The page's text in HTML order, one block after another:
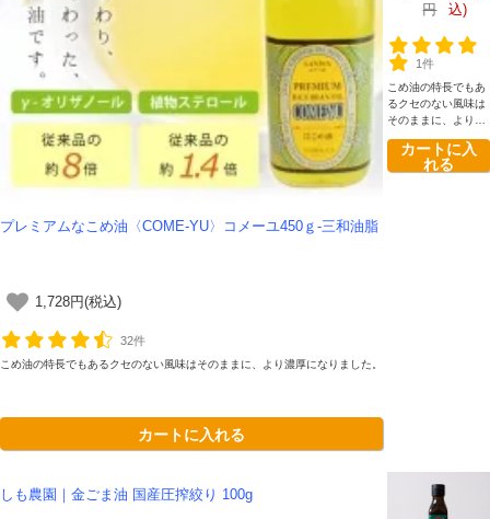
プレミアムなこめ油〈COME-YU〉コメーユ450ｇ-三和油脂
1,728円(税込)
32件
こめ油の特長でもあるクセのない風味はそのままに、より濃厚になりました。
カートに入れる
円
込)
1件
こめ油の特長でもあ
るクセのない風味は
そのままに、より濃
カートに入
れる
しも農園｜金ごま油 国産圧搾絞り 100g